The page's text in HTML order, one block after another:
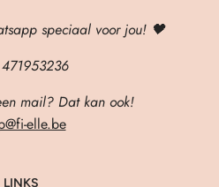
speciaal voor jou! 🖤
mail? Dat kan ook!
elle.be
LINKS